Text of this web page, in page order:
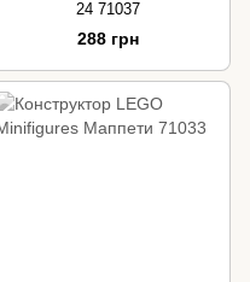
24 71037
288 грн